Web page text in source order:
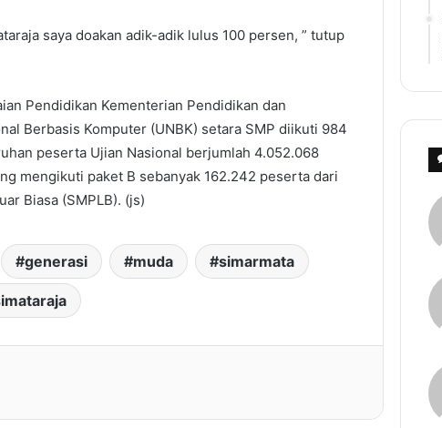
saya doakan adik-adik lulus 100 persen, ” tutup
Pendidikan Kementerian Pendidikan dan
Berbasis Komputer (UNBK) setara SMP diikuti 984
peserta Ujian Nasional berjumlah 4.052.068
mengikuti paket B sebanyak 162.242 peserta dari
Biasa (SMPLB). (js)
generasi muda simarmata